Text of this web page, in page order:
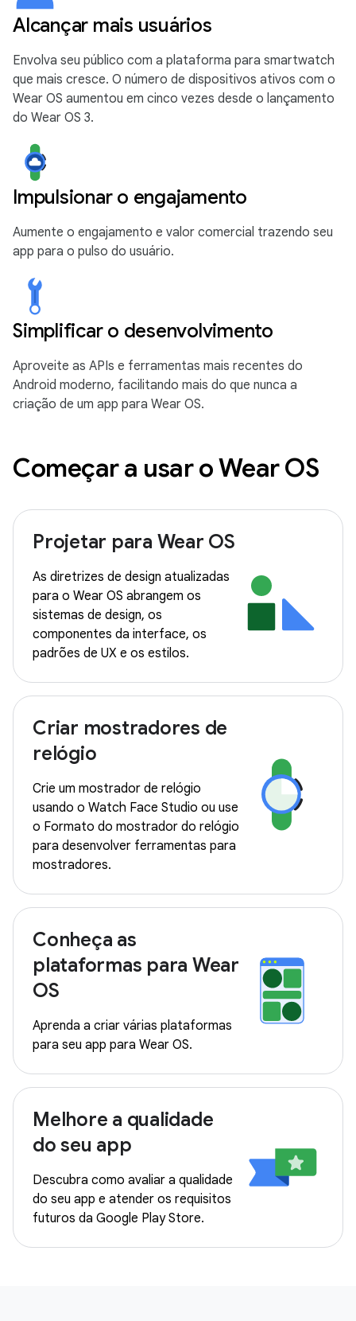
Alcançar mais usuários
Envolva seu público com a plataforma para smartwatch
que mais cresce. O número de dispositivos ativos com o
Wear OS aumentou em cinco vezes desde o lançamento
do Wear OS 3.
Impulsionar o engajamento
Aumente o engajamento e valor comercial trazendo seu
app para o pulso do usuário.
Simplificar o desenvolvimento
Aproveite as APIs e ferramentas mais recentes do
Android moderno, facilitando mais do que nunca a
criação de um app para Wear OS.
Começar a usar o Wear OS
Projetar para Wear OS
As diretrizes de design atualizadas
para o Wear OS abrangem os
sistemas de design, os
componentes da interface, os
padrões de UX e os estilos.
Criar mostradores de
relógio
Crie um mostrador de relógio
usando o Watch Face Studio ou use
o Formato do mostrador do relógio
para desenvolver ferramentas para
mostradores.
Conheça as
plataformas para Wear
OS
Aprenda a criar várias plataformas
para seu app para Wear OS.
Melhore a qualidade
do seu app
Descubra como avaliar a qualidade
do seu app e atender os requisitos
futuros da Google Play Store.